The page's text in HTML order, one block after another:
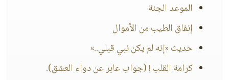
الموعد الجنة
إنفاق الطيب من الأموال
حديث «إنه لم يكن نبي قبلي..»
كرامة القلب ! (جواب عابر عن دواء العشق).